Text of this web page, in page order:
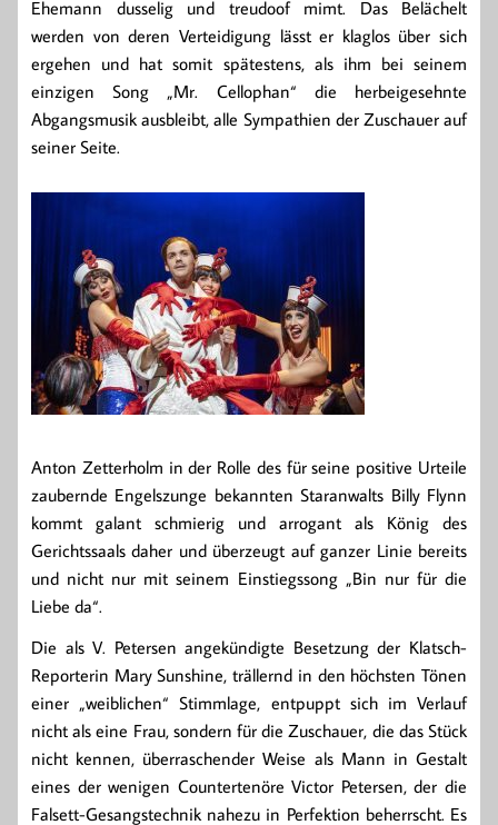
Ehemann dusselig und treudoof mimt. Das Belächelt
werden von deren Verteidigung lässt er klaglos über sich
ergehen und hat somit spätestens, als ihm bei seinem
einzigen Song „Mr. Cellophan“ die herbeigesehnte
Abgangsmusik ausbleibt, alle Sympathien der Zuschauer auf
seiner Seite.
Anton Zetterholm in der Rolle des für seine positive Urteile
zaubernde Engelszunge bekannten Staranwalts Billy Flynn
kommt galant schmierig und arrogant als König des
Gerichtssaals daher und überzeugt auf ganzer Linie bereits
und nicht nur mit seinem Einstiegssong „Bin nur für die
Liebe da“.
Die als V. Petersen angekündigte Besetzung der Klatsch-
Reporterin Mary Sunshine, trällernd in den höchsten Tönen
einer „weiblichen“ Stimmlage, entpuppt sich im Verlauf
nicht als eine Frau, sondern für die Zuschauer, die das Stück
nicht kennen, überraschender Weise als Mann in Gestalt
eines der wenigen Countertenöre Victor Petersen, der die
Falsett-Gesangstechnik nahezu in Perfektion beherrscht. Es